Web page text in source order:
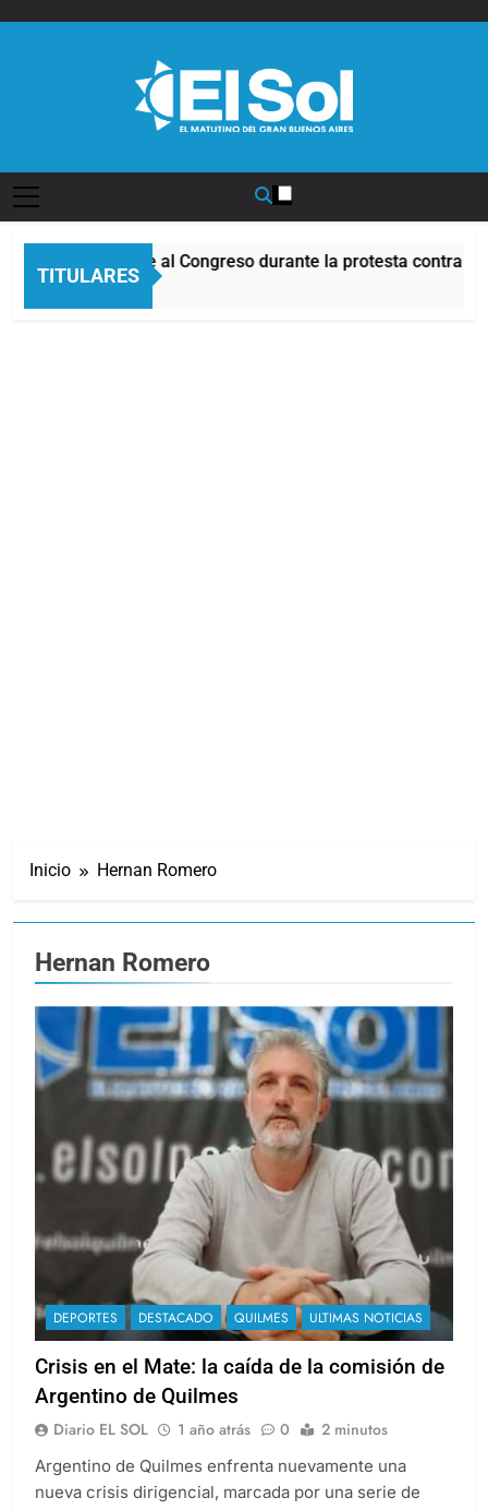
TITULARES
frente al Congreso durante la protesta contra la Ley
Atrás
Inicio Hernan Romero
Hernan Romero
DEPORTES DESTACADO QUILMES ULTIMAS NOTICIAS
Crisis en el Mate: la caída de la comisión de
Argentino de Quilmes
Diario EL SOL 1 año atrás 0 2 minutos
Argentino de Quilmes enfrenta nuevamente una
nueva crisis dirigencial, marcada por una serie de